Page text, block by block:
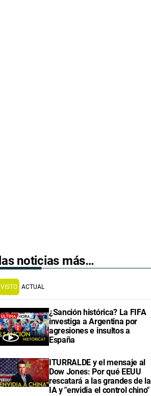
las noticias más…
VISTO ACTUAL
¿Sanción histórica? La FIFA
investiga a Argentina por
agresiones e insultos a
España
ITURRALDE y el mensaje al
Dow Jones: Por qué EEUU
rescatará a las grandes de la
IA y "envidia el control chino"